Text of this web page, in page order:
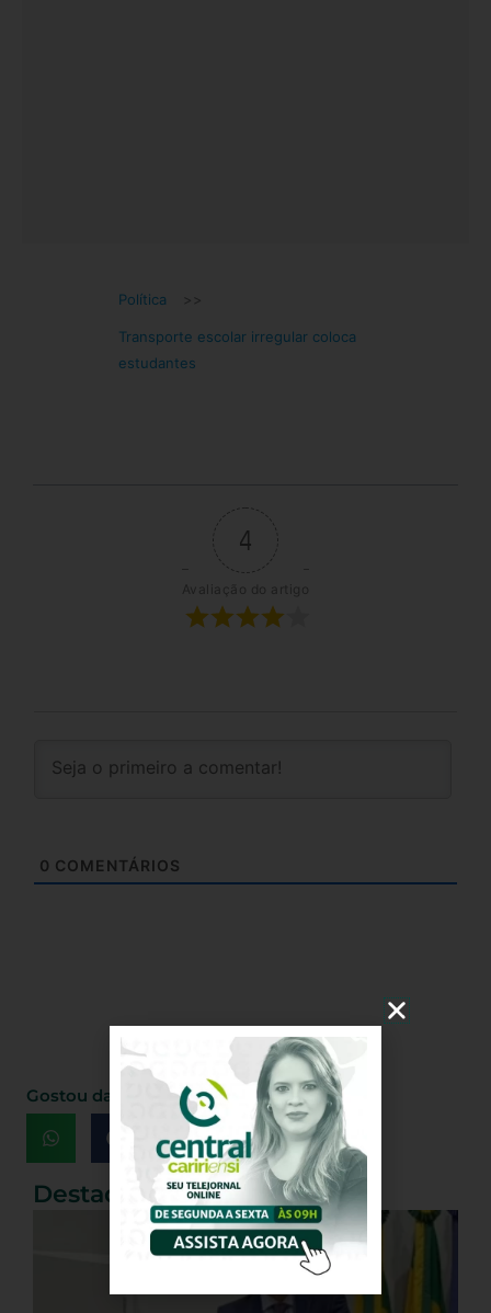
Política >>
Transporte escolar irregular coloca
estudantes
4
Avaliação do artigo
0 COMENTÁRIOS
Gostou da matéria, Compartilhe!
Destaques